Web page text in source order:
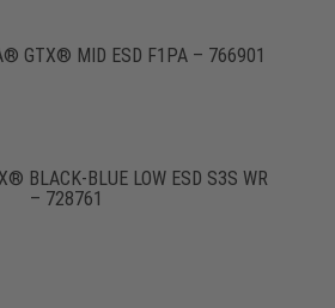
GTX® MID ESD F1PA – 766901
BLACK-BLUE LOW ESD S3S WR
– 728761